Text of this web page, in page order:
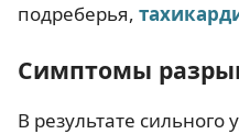
подреберья,
Симптомы
В результате